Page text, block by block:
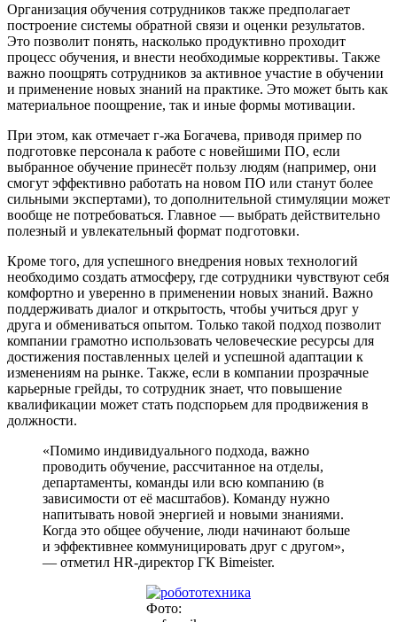
Организация обучения сотрудников также предполагает
построение системы обратной связи и оценки результатов.
Это позволит понять, насколько продуктивно проходит
процесс обучения, и внести необходимые коррективы. Также
важно поощрять сотрудников за активное участие в обучении
и применение новых знаний на практике. Это может быть как
материальное поощрение, так и иные формы мотивации.
При этом, как отмечает г-жа Богачева, приводя пример по
подготовке персонала к работе с новейшими ПО, если
выбранное обучение принесёт пользу людям (например, они
смогут эффективно работать на новом ПО или станут более
сильными экспертами), то дополнительной стимуляции может
вообще не потребоваться. Главное — выбрать действительно
полезный и увлекательный формат подготовки.
Кроме того, для успешного внедрения новых технологий
необходимо создать атмосферу, где сотрудники чувствуют себя
комфортно и уверенно в применении новых знаний. Важно
поддерживать диалог и открытость, чтобы учиться друг у
друга и обмениваться опытом. Только такой подход позволит
компании грамотно использовать человеческие ресурсы для
достижения поставленных целей и успешной адаптации к
изменениям на рынке. Также, если в компании прозрачные
карьерные грейды, то сотрудник знает, что повышение
квалификации может стать подспорьем для продвижения в
должности.
«Помимо индивидуального подхода, важно
проводить обучение, рассчитанное на отделы,
департаменты, команды или всю компанию (в
зависимости от её масштабов). Команду нужно
напитывать новой энергией и новыми знаниями.
Когда это общее обучение, люди начинают больше
и эффективнее коммуницировать друг с другом»,
— отметил HR-директор ГК Bimeister.
Фото: